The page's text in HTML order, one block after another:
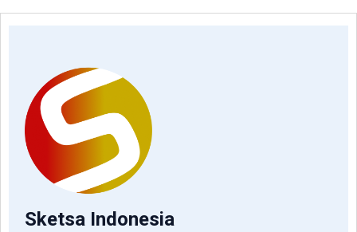
Sketsa Indonesia